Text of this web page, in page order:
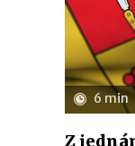
6 min
Z